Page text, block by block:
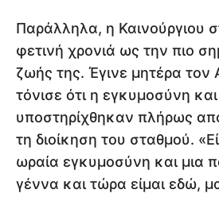
Παράλληλα, η Καινούργιου
φετινή χρονιά ως την πιο
ζωής της. Έγινε μητέρα τον
τόνισε ότι η εγκυμοσύνη
υποστηρίχθηκαν πλήρως
τη διοίκηση του σταθμού.
ωραία εγκυμοσύνη και μια
γέννα και τώρα είμαι εδώ,